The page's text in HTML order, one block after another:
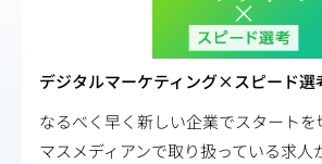
デジタルマーケティング×スピード選
なるべく早く新しい企業でスタートを
マスメディアンで取り扱っている求人